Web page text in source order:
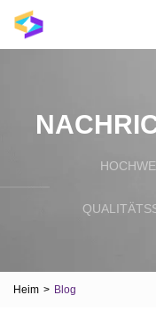
Heim > Blog